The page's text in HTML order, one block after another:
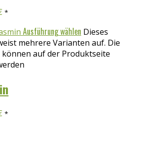
*
Ausführung wählen Dieses
mehrere Varianten auf. Die
auf der Produktseite
*